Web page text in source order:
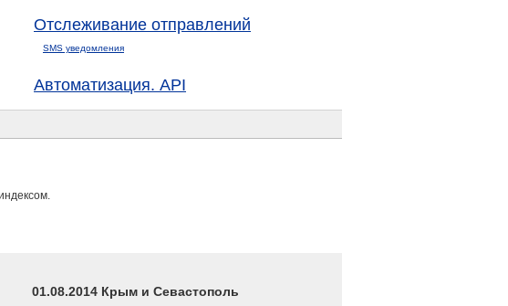
Отслеживание отправлений
SMS уведомления
Автоматизация. API
01.08.2014 Крым и Севастополь